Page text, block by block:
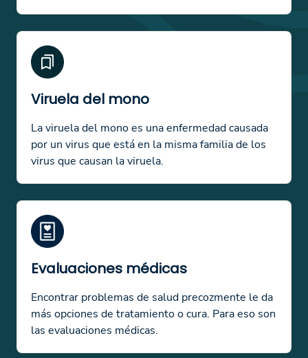
Viruela del mono
La viruela del mono es una enfermedad causada
por un virus que está en la misma familia de los
virus que causan la viruela.
Evaluaciones médicas
Encontrar problemas de salud precozmente le da
más opciones de tratamiento o cura. Para eso son
las evaluaciones médicas.